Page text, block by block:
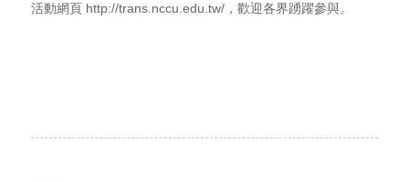
活動網頁 http://trans.nccu.edu.tw/，歡迎各界踴躍參與。